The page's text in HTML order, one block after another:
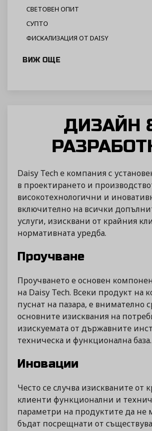
СВЕТОВЕН ОПИТ
СУПТО
ФИСКАЛИЗАЦИЯ ОТ DAISY
ВИЖ ОЩЕ
ДИЗАЙН
Daisy Tech е компания с
в проектирането и
високотехнологични и
включително на всички
услуги, изисквани от крайния
нормативната уредба.
Проучване
Проучването е основен
на Daisy Tech. Всеки продукт на
пуснат на пазара, е внимателно
основните изисквания на
изискуемата от държавните
техническа и функционална база.
Иновации
Често се случва изискваните от
клиенти функционални и
параметри на продуктите да не
бъдат посрещнати от